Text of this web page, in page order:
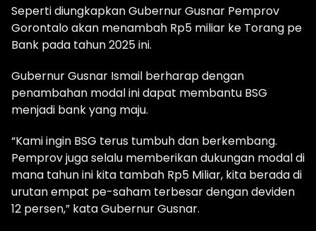
Seperti diungkapkan Gubernur Gusnar Pemprov
Gorontalo akan menambah Rp5 miliar ke Torang pe
Bank pada tahun 2025 ini.
Gubernur Gusnar Ismail berharap dengan
penambahan modal ini dapat membantu BSG
menjadi bank yang maju.
“Kami ingin BSG terus tumbuh dan berkembang.
Pemprov juga selalu memberikan dukungan modal di
mana tahun ini kita tambah Rp5 Miliar, kita berada di
urutan empat pe-saham terbesar dengan deviden
12 persen,” kata Gubernur Gusnar.